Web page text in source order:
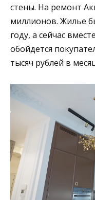
стены. На ремонт
миллионов. Жилье
году, а сейчас
обойдется
тысяч рублей в